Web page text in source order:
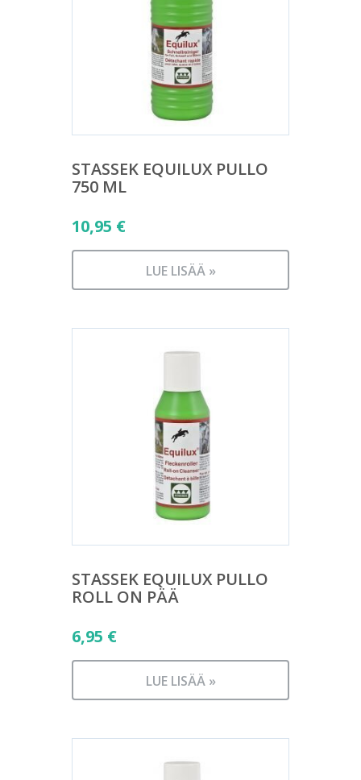
STASSEK EQUILUX PULLO
750 ML
10,95 €
LUE LISÄÄ »
STASSEK EQUILUX PULLO
ROLL ON PÄÄ
6,95 €
LUE LISÄÄ »